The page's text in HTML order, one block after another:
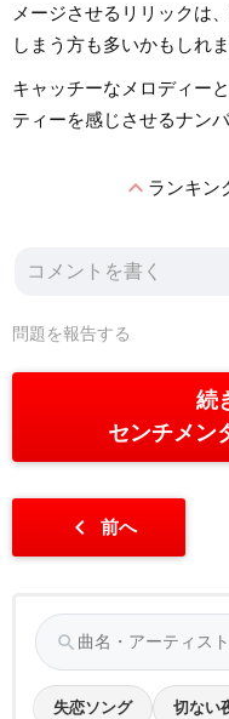
メージさせるリリックは
しまう方も多いかもしれま
キャッチーなメロディー
ティーを感じさせるナンバ
expand_lessランキン
問題を報告する
続
センチメン
chevron_left 前へ
search
失恋ソング 切ない